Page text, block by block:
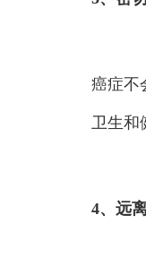
癌症不
卫生和
4、远